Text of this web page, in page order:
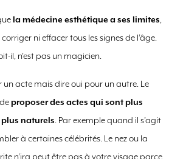
la médecine esthétique a ses limites,
ni effacer tous les signes de l’âge.
il, n’est pas un magicien.
un acte mais dire oui pour un autre. Le
proposer des actes qui sont plus
naturels. Par exemple quand il s’agit
à certaines célébrités. Le nez ou la
n’ira peut être pas à votre visage parce